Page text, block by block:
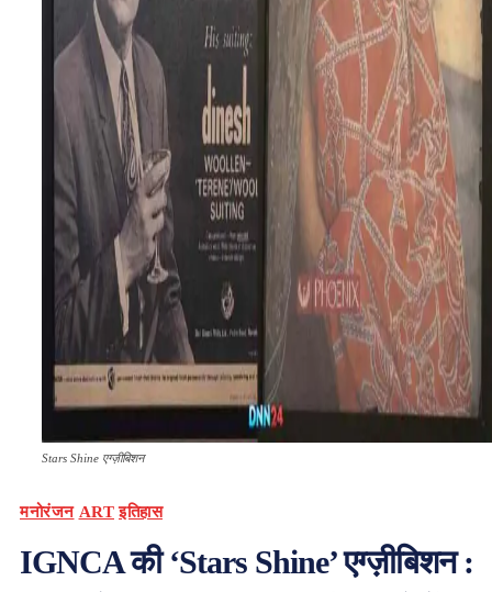
Stars Shine एग्ज़ीबिशन
मनोरंजन ART इतिहास
IGNCA की ‘Stars Shine’ एग्ज़ीबिशन :